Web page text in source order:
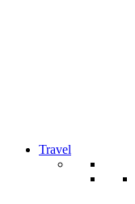
Travel